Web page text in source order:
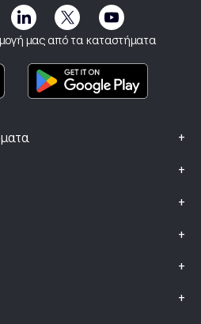
μας από τα καταστήματα
+
+
+
+
+
FCA)
+